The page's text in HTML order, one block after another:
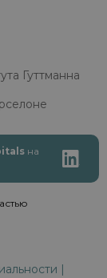
Гуттманна
на
|